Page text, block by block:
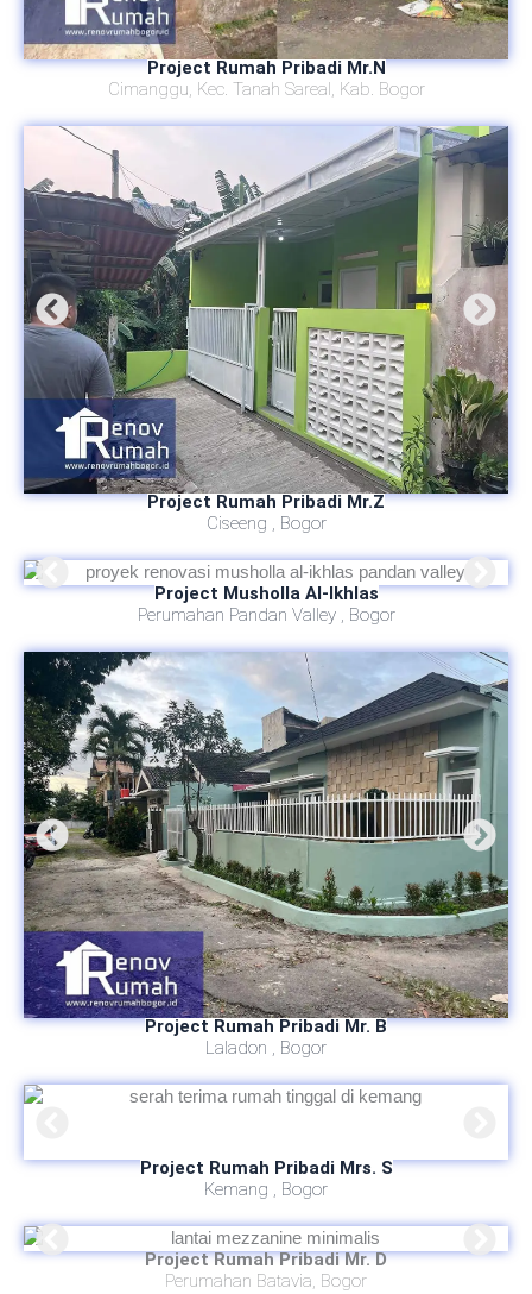
Project Rumah Pribadi Mr.N
Cimanggu, Kec. Tanah Sareal, Kab. Bogor
Project Rumah Pribadi Mr.Z
Ciseeng , Bogor
Project Musholla Al-Ikhlas
Perumahan Pandan Valley , Bogor
Project Rumah Pribadi Mr. B
Laladon , Bogor
Project Rumah Pribadi Mrs. S
Kemang , Bogor
Project Rumah Pribadi Mr. D
Perumahan Batavia, Bogor